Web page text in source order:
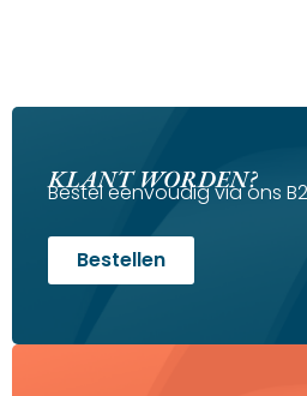
KLANT WORDEN?
Bestel eenvoudig via ons
Bestellen